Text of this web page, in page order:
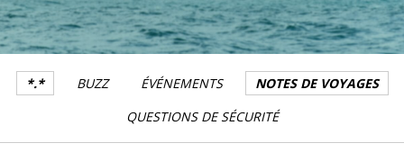
*.* BUZZ ÉVÉNEMENTS
NOTES DE VOYAGES
QUESTIONS DE SÉCURITÉ